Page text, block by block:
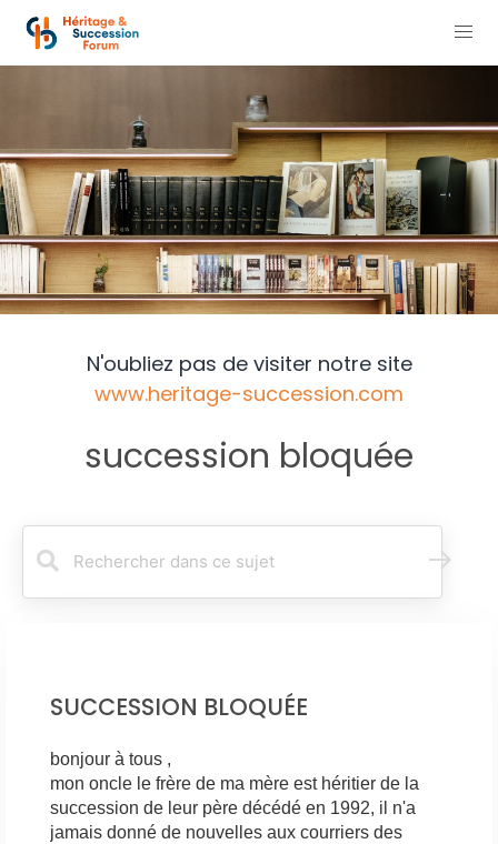
N'oubliez pas de visiter notre site
www.heritage-succession.com
succession bloquée
R
SUCCESSION BLOQUÉE
bonjour à tous ,
mon oncle le frère de ma mère est héritier de la
succession de leur père décédé en 1992, il n'a
jamais donné de nouvelles aux courriers des